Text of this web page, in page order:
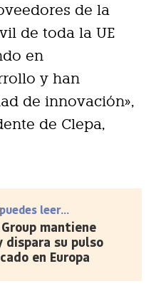
de la
de toda la UE
en
y han
de innovación»,
de Clepa,
leer...
mantiene
dispara su pulso
en Europa